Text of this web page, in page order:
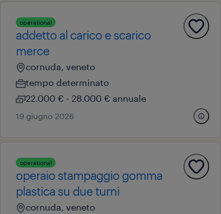
operational
addetto al carico e scarico
merce
cornuda, veneto
tempo determinato
22.000 € - 28.000 € annuale
19 giugno 2026
operational
operaio stampaggio gomma
plastica su due turni
cornuda, veneto